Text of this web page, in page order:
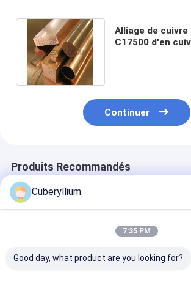
Alliage de cuivre
C17500 d'en
Continuer
Produits Recommandés
Cuberyllium
7:35 PM
Good day, what product are you looking for?